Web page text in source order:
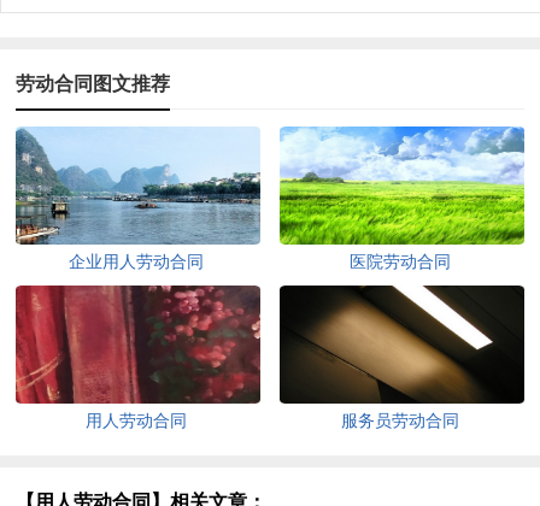
劳动合同图文推荐
企业用人劳动合同 医院劳动合同
用人劳动合同 服务员劳动合同
【用人劳动合同】相关文章：